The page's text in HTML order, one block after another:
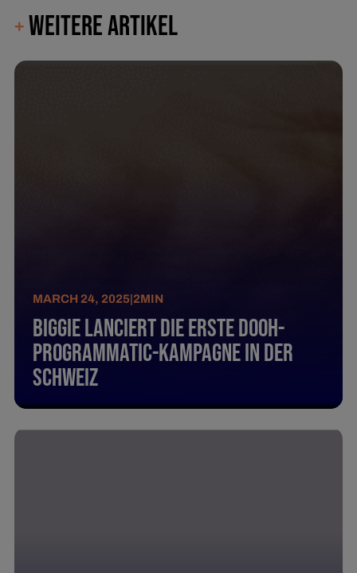
+WEITERE ARTIKEL
MARCH 24, 2025 2MIN
Biggie Lanciert die erste DOOH-
Programmatic-Kampagne in der
Schweiz